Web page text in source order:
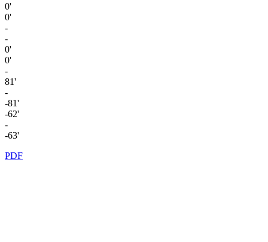
0'
0'
-
-
0'
0'
-
81'
-
-81'
-62'
-
-63'
PDF